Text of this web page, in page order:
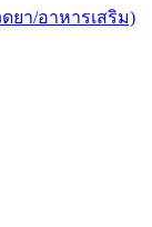
ดยา/อาหารเสริม)